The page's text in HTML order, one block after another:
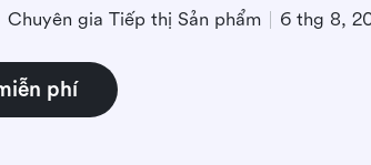
Chuyên gia Tiếp thị Sản phẩm 6 thg 8,
phí